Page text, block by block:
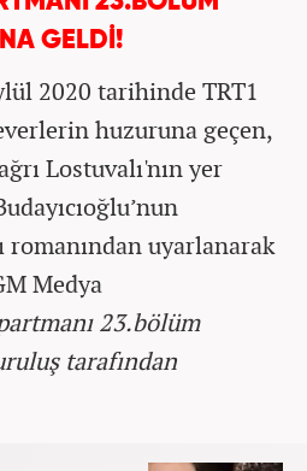
GELDİ!
2020 tarihinde TRT1
huzuruna geçen,
Lostuvalı'nın yer
romanından uyarlanarak
Medya
23.bölüm
tarafından